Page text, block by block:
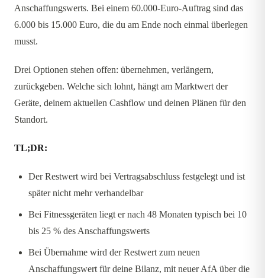
Anschaffungswerts. Bei einem 60.000-Euro-Auftrag sind das
6.000 bis 15.000 Euro, die du am Ende noch einmal überlegen
musst.
Drei Optionen stehen offen: übernehmen, verlängern,
zurückgeben. Welche sich lohnt, hängt am Marktwert der
Geräte, deinem aktuellen Cashflow und deinen Plänen für den
Standort.
TL;DR:
Der Restwert wird bei Vertragsabschluss festgelegt und ist
später nicht mehr verhandelbar
Bei Fitnessgeräten liegt er nach 48 Monaten typisch bei 10
bis 25 % des Anschaffungswerts
Bei Übernahme wird der Restwert zum neuen
Anschaffungswert für deine Bilanz, mit neuer AfA über die